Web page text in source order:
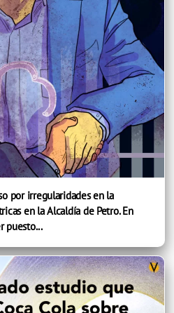
por irregularidades en la
en la Alcaldía de Petro. En
puesto...